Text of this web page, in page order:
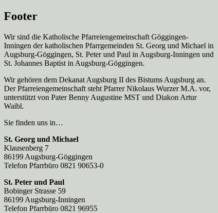
Footer
Wir sind die Katholische Pfarreien­gemeinschaft Göggingen-
Inningen der katholischen Pfarrgemeinden St. Georg und Michael in
Augsburg-Göggingen, St. Peter und Paul in Augsburg-Inningen und
St. Johannes Baptist in Augsburg-Göggingen.
Wir gehören dem Dekanat Augsburg II des Bistums Augsburg an.
Der Pfarreien­gemeinschaft steht Pfarrer Nikolaus Wurzer M.A. vor,
unterstützt von Pater Benny Augustine MST und Diakon Artur
Waibl.
Sie finden uns in…
St. Georg und Michael
Klausenberg 7
86199 Augsburg-Göggingen
Telefon Pfarrbüro 0821 90653-0
St. Peter und Paul
Bobinger Strasse 59
86199 Augsburg-Inningen
Telefon Pfarrbüro 0821 96955